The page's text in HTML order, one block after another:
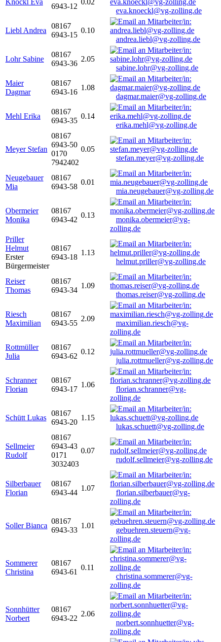
Knöckl Eva
6943-12
0.02
eva.knoeckl@vg-zolling.de
Liebl Andrea
08167
6943-15
0.10
andrea.liebl@vg-zolling.de
Lohr Sabine
08167
6943-36
2.05
sabine.lohr@vg-zolling.de
Maier
Dagmar
08167
6943-16
1.08
dagmar.maier@vg-zolling.de
Mehl Erika
08167
6943-35
0.14
erika.mehl@vg-zolling.de
Meyer Stefan
08167
6943-50
0170
7942402
0.05
stefan.meyer@vg-zolling.de
Neugebauer
Mia
08167
6943-58
0.01
mia.neugebauer@vg-zolling.de
Obermeier
Monika
08167
6943-42
0.13
monika.obermeier@vg-
zolling.de
Priller
Helmut
Erster
Bürgermeister
08167
6943-18
1.13
helmut.priller@vg-zolling.de
Reiser
Thomas
08167
6943-34
1.09
thomas.reiser@vg-zolling.de
Riesch
Maximilian
08167
6943-55
2.09
maximilian.riesch@vg-
zolling.de
Rottmüller
Julia
08167
6943-62
0.12
julia.rottmueller@vg-zolling.de
Schranner
Florian
08167
6943-17
1.06
florian.schranner@vg-
zolling.de
Schütt Lukas
08167
6943-20
1.15
lukas.schuett@vg-zolling.de
Sellmeier
Rudolf
08167
6943-43
0171
3032403
0.07
rudolf.sellmeier@vg-zolling.de
Silberbauer
Florian
08167
6943-44
1.07
florian.silberbauer@vg-
zolling.de
Soller Bianca
08167
6943-33
1.01
gebuehren.steuern@vg-
zolling.de
Sommerer
Christina
08167
6943-61
0.11
christina.sommerer@vg-
zolling.de
Sonnhütter
Norbert
08167
6943-22
2.06
norbert.sonnhuetter@vg-
zolling.de